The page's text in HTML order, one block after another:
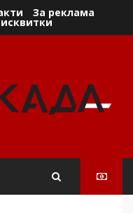
За реклама